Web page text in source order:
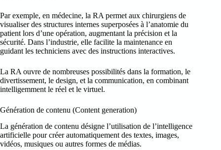
Par exemple, en médecine, la RA permet aux chirurgiens de
visualiser des structures internes superposées à l’anatomie du
patient lors d’une opération, augmentant la précision et la
sécurité. Dans l’industrie, elle facilite la maintenance en
guidant les techniciens avec des instructions interactives.
La RA ouvre de nombreuses possibilités dans la formation, le
divertissement, le design, et la communication, en combinant
intelligemment le réel et le virtuel.
Génération de contenu (Content generation)
La génération de contenu désigne l’utilisation de l’intelligence
artificielle pour créer automatiquement des textes, images,
vidéos, musiques ou autres formes de médias.